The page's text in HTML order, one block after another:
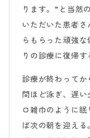
ります。”と当然
いただいた患者
らもらった頑強
りの診療に復帰す
診療が終わって
間ほど泳ぎ、遅
ロ雑巾のように
ば次の朝を迎え